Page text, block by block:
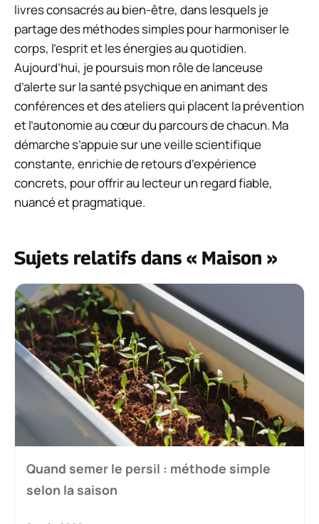
livres consacrés au bien-être, dans lesquels je
partage des méthodes simples pour harmoniser le
corps, l’esprit et les énergies au quotidien.
Aujourd’hui, je poursuis mon rôle de lanceuse
d’alerte sur la santé psychique en animant des
conférences et des ateliers qui placent la prévention
et l’autonomie au cœur du parcours de chacun. Ma
démarche s’appuie sur une veille scientifique
constante, enrichie de retours d’expérience
concrets, pour offrir au lecteur un regard fiable,
nuancé et pragmatique.
Sujets relatifs dans « Maison »
Quand semer le persil : méthode simple
selon la saison